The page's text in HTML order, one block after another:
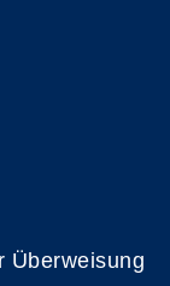
Überweisung